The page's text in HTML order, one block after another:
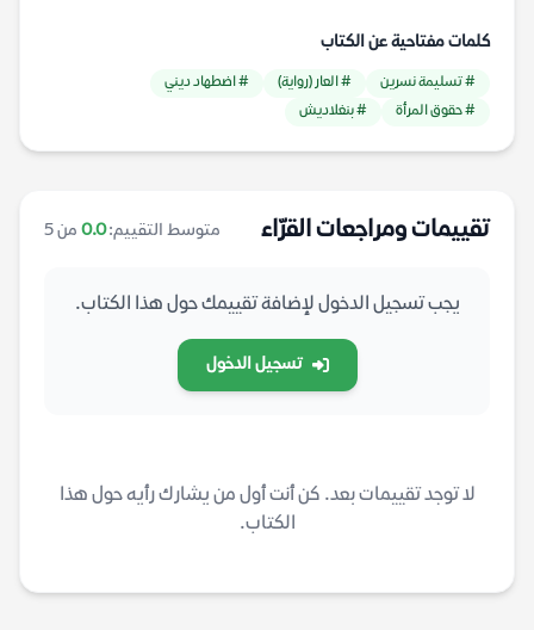
كلمات مفتاحية عن الكتاب
# تسليمة نسرين # العار (رواية)
# اضطهاد ديني
# حقوق المرأة
# بنغلاديش
تقييمات ومراجعات القرّاء متوسط التقييم:0.0 من 5
يجب تسجيل الدخول لإضافة تقييمك حول هذا الكتاب.
تسجيل الدخول
لا توجد تقييمات بعد. كن أنت أول من يشارك رأيه حول هذا
الكتاب.